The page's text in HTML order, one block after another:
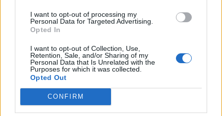
I want to opt-out of processing my
Personal Data for Targeted Advertising.
Opted In
I want to opt-out of Collection, Use,
Retention, Sale, and/or Sharing of my
Personal Data that Is Unrelated with the
Purposes for which it was collected.
Opted Out
CONFIRM